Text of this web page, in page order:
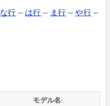
な行 – は行 – ま行 –や行–
モデル名